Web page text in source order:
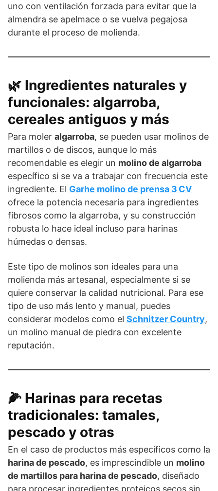
uno con ventilación forzada para evitar que la
almendra se apelmace o se vuelva pegajosa
durante el proceso de molienda.
🌿 Ingredientes naturales y
funcionales: algarroba,
cereales antiguos y más
Para moler algarroba, se pueden usar molinos de
martillos o de discos, aunque lo más
recomendable es elegir un molino de algarroba
específico si se va a trabajar con frecuencia este
ingrediente. El Garhe molino de prensa 3 CV
ofrece la potencia necesaria para ingredientes
fibrosos como la algarroba, y su construcción
robusta lo hace ideal incluso para harinas
húmedas o densas.
Este tipo de molinos son ideales para una
molienda más artesanal, especialmente si se
quiere conservar la calidad nutricional. Para ese
tipo de uso más lento y manual, puedes
considerar modelos como el Schnitzer Country,
un molino manual de piedra con excelente
reputación.
🌽 Harinas para recetas
tradicionales: tamales,
pescado y otras
En el caso de productos más específicos como la
harina de pescado, es imprescindible un molino
de martillos para harina de pescado, diseñado
para procesar ingredientes proteicos secos sin